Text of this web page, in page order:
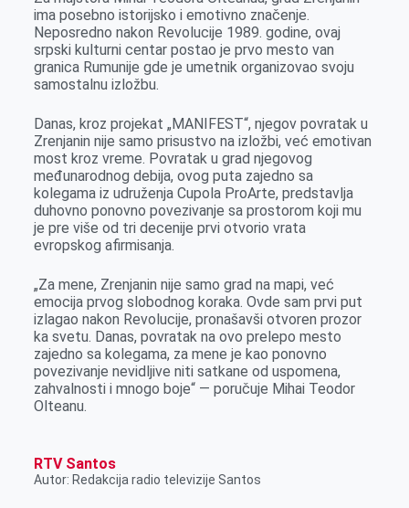
ima posebno istorijsko i emotivno značenje.
Neposredno nakon Revolucije 1989. godine, ovaj
srpski kulturni centar postao je prvo mesto van
granica Rumunije gde je umetnik organizovao svoju
samostalnu izložbu.
Danas, kroz projekat „MANIFEST“, njegov povratak u
Zrenjanin nije samo prisustvo na izložbi, već emotivan
most kroz vreme. Povratak u grad njegovog
međunarodnog debija, ovog puta zajedno sa
kolegama iz udruženja Cupola ProArte, predstavlja
duhovno ponovno povezivanje sa prostorom koji mu
je pre više od tri decenije prvi otvorio vrata
evropskog afirmisanja.
„Za mene, Zrenjanin nije samo grad na mapi, već
emocija prvog slobodnog koraka. Ovde sam prvi put
izlagao nakon Revolucije, pronašavši otvoren prozor
ka svetu. Danas, povratak na ovo prelepo mesto
zajedno sa kolegama, za mene je kao ponovno
povezivanje nevidljive niti satkane od uspomena,
zahvalnosti i mnogo boje“ — poručuje Mihai Teodor
Olteanu.
RTV Santos
Autor: Redakcija radio televizije Santos